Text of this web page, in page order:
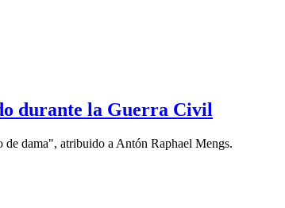
durante la Guerra Civil
dama", atribuido a Antón Raphael Mengs.